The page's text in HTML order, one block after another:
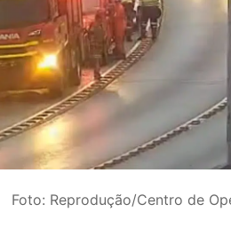
Foto: Reprodução/Centro de